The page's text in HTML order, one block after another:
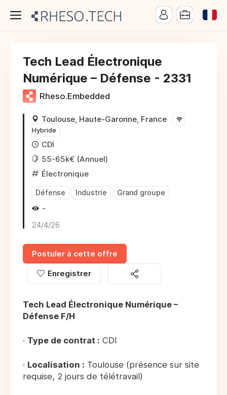
Tech Lead Électronique
Numérique – Défense - 2331
Rheso.Embedded
Toulouse, Haute-Garonne, France
Hybride
CDI
55-65k€ (Annuel)
Électronique
Défense Industrie Grand groupe
-
24/4/26
Postuler à cette offre
Enregistrer
Tech Lead Électronique Numérique –
Défense F/H
· Type de contrat : CDI
· Localisation : Toulouse (présence sur site
requise, 2 jours de télétravail)